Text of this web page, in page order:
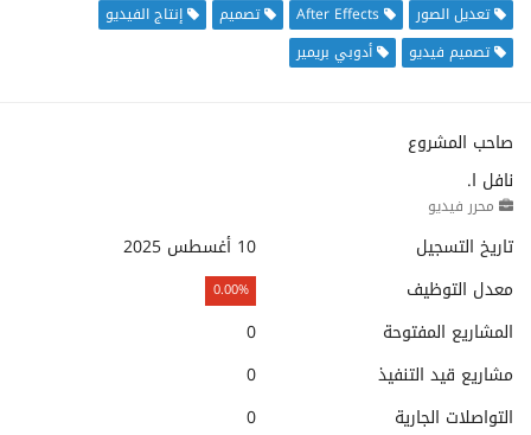
تعديل الصور After Effects تصميم
إنتاج الفيديو
تصميم فيديو
أدوبي بريمير
صاحب المشروع
نافل ا.
محرر فيديو
تاريخ التسجيل
10 أغسطس 2025
معدل التوظيف
0.00%
المشاريع المفتوحة
0
مشاريع قيد التنفيذ
0
التواصلات الجارية
0